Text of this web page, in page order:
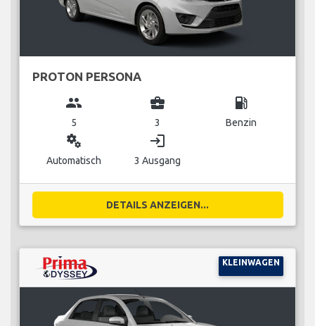
PROTON PERSONA
group
5
business_center
3
local_gas_station
Benzin
miscellaneous_services
Automatisch
login
3 Ausgang
DETAILS ANZEIGEN...
KLEINWAGEN